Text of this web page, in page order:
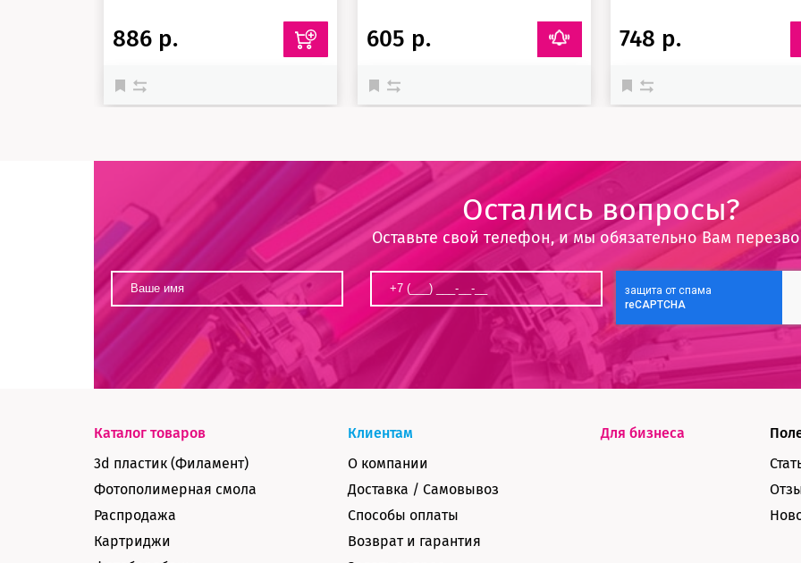
886 р. 605 р. 748 р.
Остались вопросы?
Оставьте свой телефон, и мы обязательно Вам
Каталог товаров
3d пластик (Филамент)
Фотополимерная смола
Распродажа
Картриджи
Клиентам
О компании
Доставка / Самовывоз
Способы оплаты
Возврат и гарантия
Для бизнеса